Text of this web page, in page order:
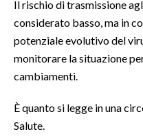
SARDEGNA TURISMO
SARDI NEL MONDO
NOTIZIE
#CARAUNIONE
Il rischio di trasmissione
considerato basso, ma in
potenziale evolutivo del
monitorare la situazione
cambiamenti.
È quanto si legge in una
Salute.